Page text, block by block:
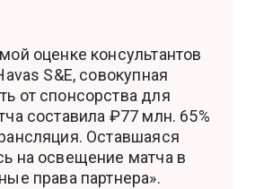
оценке консультантов
S&E, совокупная
от спонсорства для
составила ₽77 млн. 65%
Оставшаяся
на освещение матча в
права партнера».